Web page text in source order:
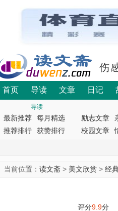
伤
首页 导读 文章 日记
导读
最新推荐
每月精选
推荐排行
获赞排行
励志文章
校园文章
当前位置： 读文斋> 美文欣赏> 经
评分9.9分